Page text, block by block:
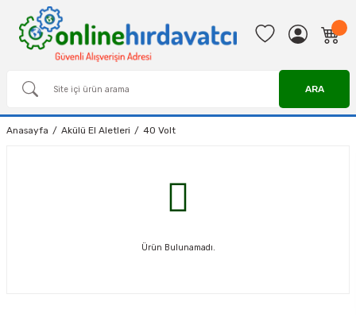
ARA
Anasayfa Akülü El Aletleri 40 Volt
Ürün Bulunamadı.